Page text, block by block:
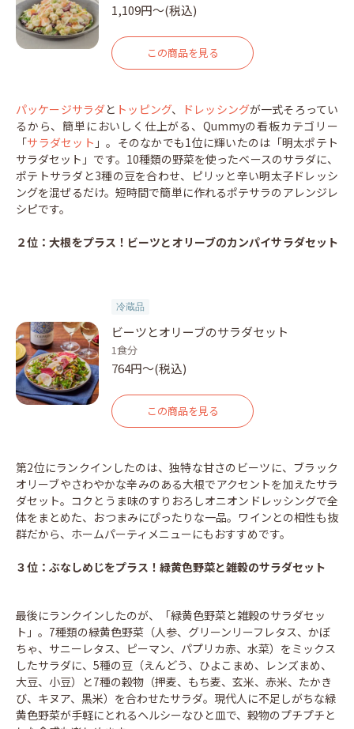
1,109円〜(税込)
この商品を見る
パッケージサラダと トッピング、 ドレッシングが一式そろってい
るから、簡単においしく仕上がる、Qummyの看板カテゴリー
「サラダセット 」。そのなかでも1位に輝いたのは「明太ポテト
サラダセット」です。10種類の野菜を使ったベースのサラダに、
ポテトサラダと3種の豆を合わせ、ピリッと辛い明太子ドレッシ
ングを混ぜるだけ。短時間で簡単に作れるポテサラのアレンジレ
シピです。
２位：大根をプラス！ビーツとオリーブのカンパイサラダセット
冷蔵品
ビーツとオリーブのサラダセット
1食分
764円〜(税込)
この商品を見る
第2位にランクインしたのは、独特な甘さのビーツに、ブラック
オリーブやさわやかな辛みのある大根でアクセントを加えたサラ
ダセット。コクとうま味のすりおろしオニオンドレッシングで全
体をまとめた、おつまみにぴったりな一品。ワインとの相性も抜
群だから、ホームパーティメニューにもおすすめです。
３位：ぶなしめじをプラス！緑黄色野菜と雑穀のサラダセット
最後にランクインしたのが、「緑黄色野菜と雑穀のサラダセッ
ト」。7種類の緑黄色野菜（人参、グリーンリーフレタス、かぼ
ちゃ、サニーレタス、ピーマン、パプリカ赤、水菜）をミックス
したサラダに、5種の豆（えんどう、ひよこまめ、レンズまめ、
大豆、小豆）と7種の穀物（押麦、もち麦、玄米、赤米、たかき
び、キヌア、黒米）を合わせたサラダ。現代人に不足しがちな緑
黄色野菜が手軽にとれるヘルシーなひと皿で、穀物のプチプチと